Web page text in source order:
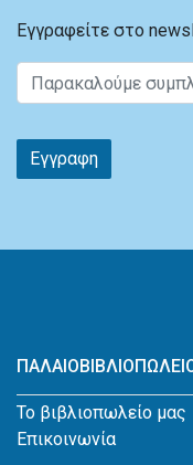
Εγγραφείτε στο
Εγγραφη
Το βιβλιοπωλείο μας
Επικοινωνία